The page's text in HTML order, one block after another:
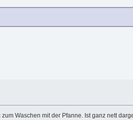
Waschen mit der Pfanne. Ist ganz nett